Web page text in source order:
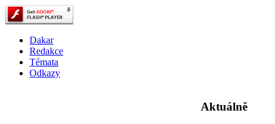
Dakar
Redakce
Témata
Odkazy
Aktuálně